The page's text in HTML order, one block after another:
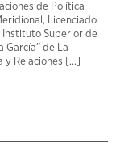
de Política
Licenciado
Instituto Superior de
García” de La
Relaciones [...]